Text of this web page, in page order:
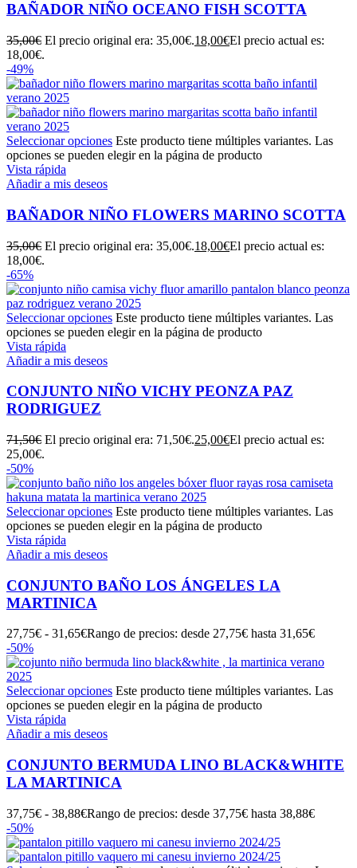
BAÑADOR NIÑO OCEANO FISH SCOTTA
35,00€ El precio original era: 35,00€.18,00€El precio actual es:
18,00€.
-49%
Seleccionar opciones Este producto tiene múltiples variantes. Las
opciones se pueden elegir en la página de producto
Vista rápida
Añadir a mis deseos
BAÑADOR NIÑO FLOWERS MARINO SCOTTA
35,00€ El precio original era: 35,00€.18,00€El precio actual es:
18,00€.
-65%
Seleccionar opciones Este producto tiene múltiples variantes. Las
opciones se pueden elegir en la página de producto
Vista rápida
Añadir a mis deseos
CONJUNTO NIÑO VICHY PEONZA PAZ
RODRIGUEZ
71,50€ El precio original era: 71,50€.25,00€El precio actual es:
25,00€.
-50%
Seleccionar opciones Este producto tiene múltiples variantes. Las
opciones se pueden elegir en la página de producto
Vista rápida
Añadir a mis deseos
CONJUNTO BAÑO LOS ÁNGELES LA
MARTINICA
27,75€ - 31,65€Rango de precios: desde 27,75€ hasta 31,65€
-50%
Seleccionar opciones Este producto tiene múltiples variantes. Las
opciones se pueden elegir en la página de producto
Vista rápida
Añadir a mis deseos
CONJUNTO BERMUDA LINO BLACK&WHITE
LA MARTINICA
37,75€ - 38,88€Rango de precios: desde 37,75€ hasta 38,88€
-50%